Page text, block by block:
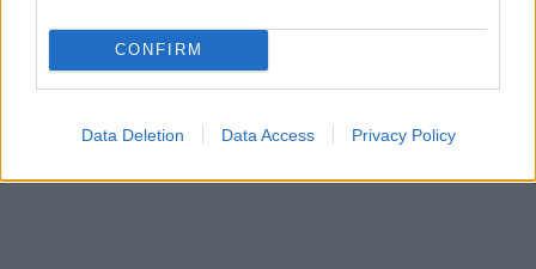
CONFIRM
Data Deletion Data Access Privacy Policy
είναι υπέροχη! Βίντεο
ΔΙΑΦΗΜΙΣΗ